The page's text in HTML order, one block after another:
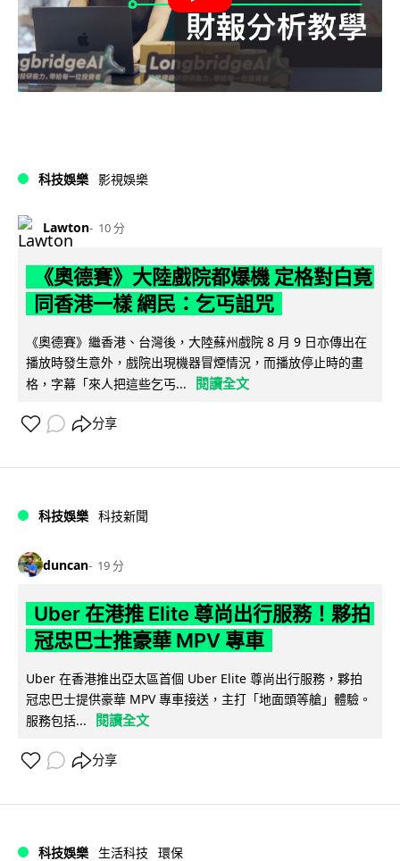
科技娛樂 影視娛樂
Lawton 10 分
《奧德賽》大陸戲院都爆機 定格對白竟
同香港一樣 網民：乞丐詛咒
《奧德賽》繼香港、台灣後，大陸蘇州戲院 8 月 9 日亦傳出在
播放時發生意外，戲院出現機器冒煙情況，而播放停止時的畫
格，字幕「來人把這些乞丐...
閱讀全文
分享
科技娛樂 科技新聞
duncan 19 分
Uber 在港推 Elite 尊尚出行服務！夥拍
冠忠巴士推豪華 MPV 專車
Uber 在香港推出亞太區首個 Uber Elite 尊尚出行服務，夥拍
冠忠巴士提供豪華 MPV 專車接送，主打「地面頭等艙」體驗。
服務包括...
閱讀全文
分享
科技娛樂 生活科技 環保